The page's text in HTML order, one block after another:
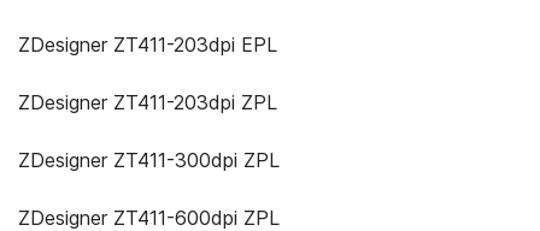
ZDesigner ZT411-203dpi EPL
ZDesigner ZT411-203dpi ZPL
ZDesigner ZT411-300dpi ZPL
ZDesigner ZT411-600dpi ZPL